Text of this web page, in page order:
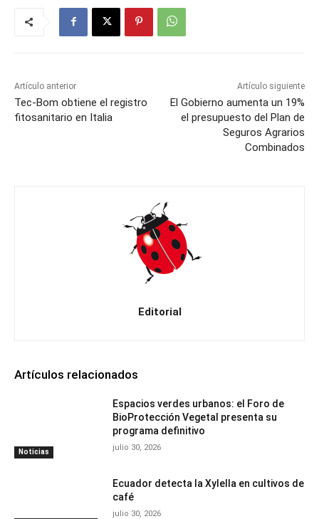
Artículo anterior
Tec-Bom obtiene el registro
fitosanitario en Italia
Artículo siguiente
El Gobierno aumenta un 19%
el presupuesto del Plan de
Seguros Agrarios
Combinados
Editorial
Artículos relacionados
Noticias
Espacios verdes urbanos: el Foro de
BioProtección Vegetal presenta su
programa definitivo
julio 30, 2026
Ecuador detecta la Xylella en cultivos de
café
julio 30, 2026